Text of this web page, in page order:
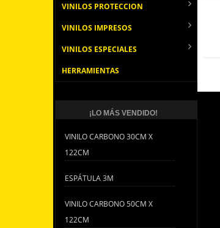
VINILOS PROTECCION
VINILOS IMPRESOS
VINILOS ESPECIALES
HERRAMIENTAS
¡LO MÁS VENDIDO!
VINILO CARBONO 30CM X
122CM
ESPÁTULA 3M
VINILO CARBONO 50CM X
122CM